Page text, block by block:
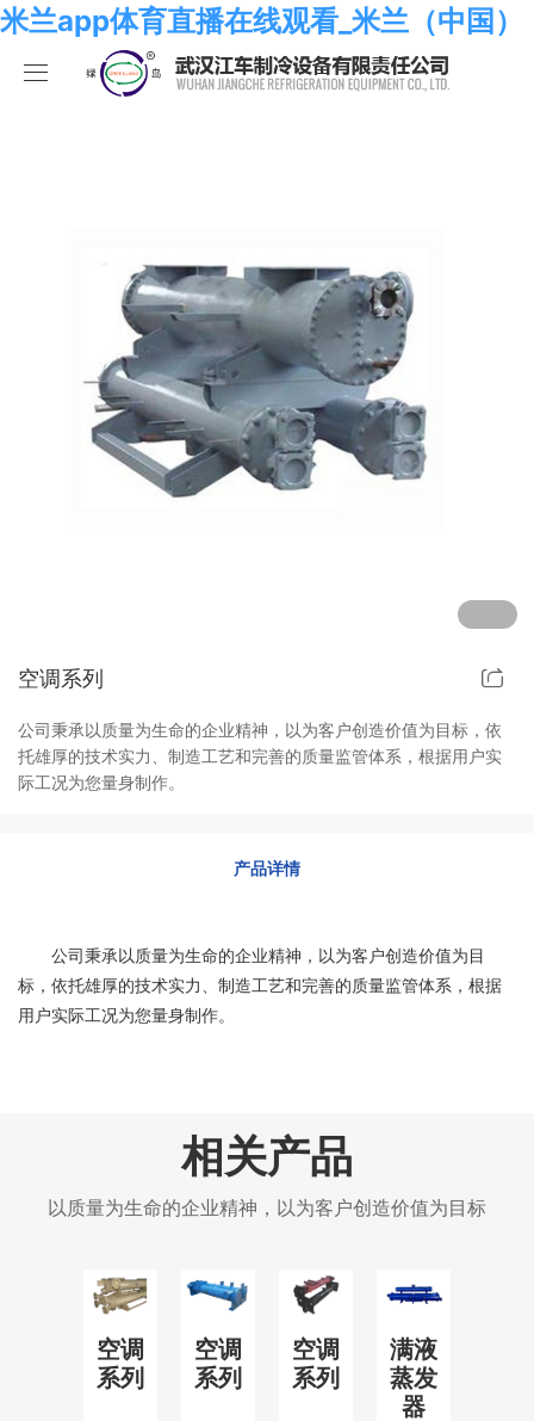
米兰app体育直播在线观看_米兰（中国）
米兰app体育直播在线观看_米兰（中国）
化工系列
空调系列
冷冻系列
热泵系列
米兰app体育直播在线观看_米兰（中国）
荣誉资质
发展历程
组织结构
米兰app体育直播在线观看_米兰（中国）
米兰app体育直播在线观看_米兰（中国）
行业新闻
人员招聘
业绩考核
米兰app体育直播在线观看_米兰（中国）
空调系列
公司秉承以质量为生命的企业精神，以为客户创造价值为目标，依
托雄厚的技术实力、制造工艺和完善的质量监管体系，根据用户实
际工况为您量身制作。
产品详情
公司秉承以质量为生命的企业精神，以为客户创造价值为目
标，依托雄厚的技术实力、制造工艺和完善的质量监管体系，根据
用户实际工况为您量身制作。
相关产品
以质量为生命的企业精神，以为客户创造价值为目标
空调
系列
空调
系列
空调
系列
满液
蒸发
器